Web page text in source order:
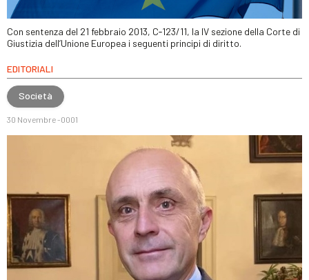
Con sentenza del 21 febbraio 2013, C‑123/11, la IV sezione della Corte di
Giustizia dell’Unione Europea i seguenti principi di diritto.
EDITORIALI
Società
30 Novembre -0001